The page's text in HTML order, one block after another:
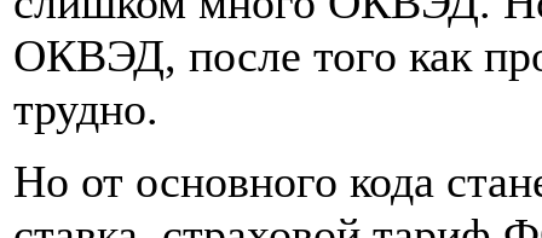
ОКВЭД, после того как
трудно.
Но от основного кода